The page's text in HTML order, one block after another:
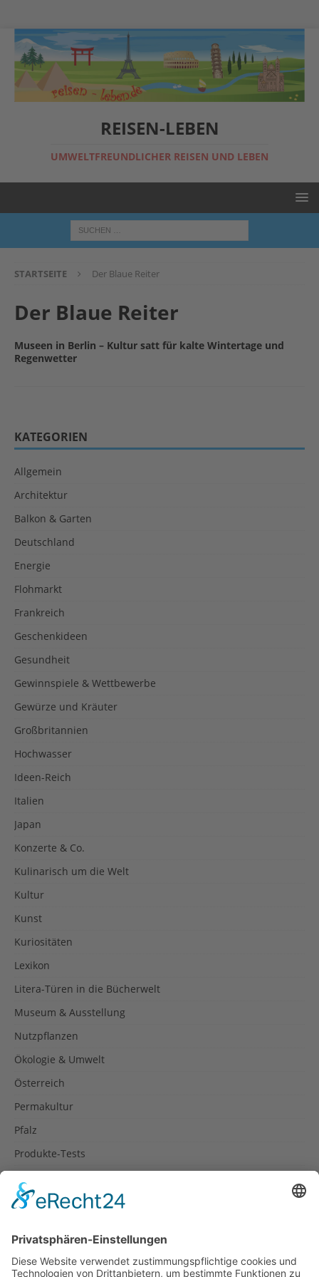
REISEN-LEBEN
UMWELTFREUNDLICHER REISEN UND LEBEN
STARTSEITE Der Blaue Reiter
Der Blaue Reiter
Museen in Berlin – Kultur satt für kalte Wintertage und
Regenwetter
KATEGORIEN
Allgemein
Architektur
Balkon & Garten
Deutschland
Energie
Flohmarkt
Frankreich
Geschenkideen
Gesundheit
Gewinnspiele & Wettbewerbe
Gewürze und Kräuter
Großbritannien
Hochwasser
Ideen-Reich
Italien
Japan
Konzerte & Co.
Kulinarisch um die Welt
Kultur
Kunst
Kuriositäten
Lexikon
Litera-Türen in die Bücherwelt
Museum & Ausstellung
Nutzpflanzen
Ökologie & Umwelt
Österreich
Permakultur
Pfalz
Produkte-Tests
Rezepte
Spanien
Südtirol